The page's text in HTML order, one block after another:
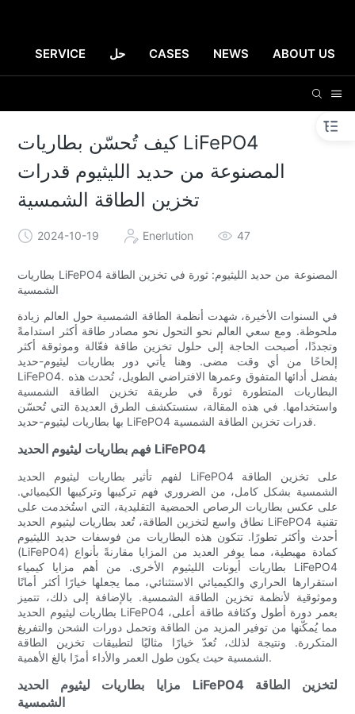
SERVICE حل CASES NEWS ABOUT US
كيف تُحسّن بطاريات LiFePO4
المصنوعة من حديد الليثيوم قدرات
تخزين الطاقة الشمسية
2024-10-19 Enerlution 47
بطاريات LiFePO4 المصنوعة من حديد الليثيوم: ثورة في تخزين الطاقة
الشمسية
في السنوات الأخيرة، شهدت أنظمة الطاقة الشمسية حول العالم زيادة
ملحوظة. ومع سعي العالم نحو التحول نحو مصادر طاقة أكثر استدامةً
وتجددًا، أصبحت الحاجة إلى حلول تخزين طاقة فعّالة وموثوقة أكثر
إلحاحًا من أي وقت مضى. وهنا يأتي دور بطاريات ليثيوم-حديد
LiFePO4. بفضل أدائها المتفوق وعمرها الافتراضي الطويل، تُحدث هذه
البطاريات المتطورة ثورةً في طريقة تخزين الطاقة الشمسية
واستخدامها. في هذه المقالة، سنستكشف الطرق العديدة التي تُحسّن
بها بطاريات ليثيوم-حديد LiFePO4 قدرات تخزين الطاقة الشمسية.
فهم بطاريات ليثيوم الحديد LiFePO4
لفهم تأثير بطاريات ليثيوم الحديد LiFePO4 على تخزين الطاقة
الشمسية بشكل كامل، من الضروري فهم تركيبها وتركيبها الكيميائي.
على عكس بطاريات الرصاص الحمضية التقليدية، التي استُخدمت على
نطاق واسع لتخزين الطاقة، تُعد بطاريات ليثيوم الحديد LiFePO4 تقنية
أحدث وأكثر تطورًا. تتكون هذه البطاريات من فوسفات حديد الليثيوم
(LiFePO4) كمادة مهبطية، مما يوفر العديد من المزايا مقارنةً بأنواع
بطاريات أيونات الليثيوم الأخرى. من أهم مزايا كيمياء LiFePO4
استقرارها الحراري والكيميائي الاستثنائي، مما يجعلها خيارًا أكثر أمانًا
وموثوقية لأنظمة تخزين الطاقة الشمسية. بالإضافة إلى ذلك، تتميز
بطاريات ليثيوم الحديد LiFePO4 بعمر دورة أطول وكثافة طاقة أعلى،
مما يُمكّنها من توفير المزيد من الطاقة وتحمل دورات الشحن والتفريغ
المتكررة. ونتيجة لذلك، تُعدّ خيارًا مثاليًا لتطبيقات تخزين الطاقة
الشمسية حيث يكون طول العمر والأداء أمرًا بالغ الأهمية.
مزايا بطاريات ليثيوم الحديد LiFePO4 لتخزين الطاقة
الشمسية